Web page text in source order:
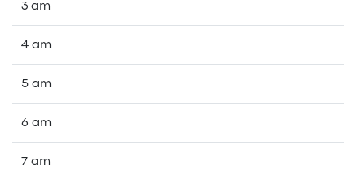
3 am
4 am
5 am
6 am
7 am